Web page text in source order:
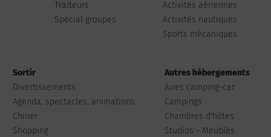
Traiteurs
Spécial groupes
Activités aériennes
Activités nautiques
Sports mécaniques
Sortir
Divertissements
Agenda, spectacles, animations...
Chiner
Shopping
Autres hébergements
Aires camping-car
Campings
Chambres d'hôtes
Studios - Meublés